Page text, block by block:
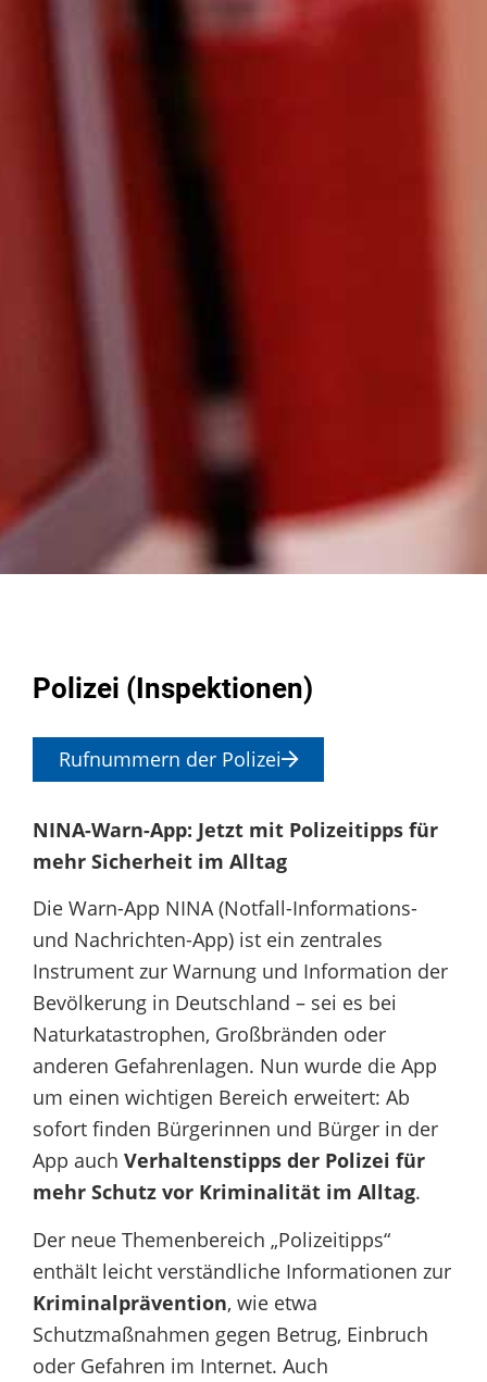
Polizei (Inspektionen)
Rufnummern der Polizei
NINA-Warn-App: Jetzt mit Polizeitipps für
mehr Sicherheit im Alltag
Die Warn-App NINA (Notfall-Informations-
und Nachrichten-App) ist ein zentrales
Instrument zur Warnung und Information der
Bevölkerung in Deutschland – sei es bei
Naturkatastrophen, Großbränden oder
anderen Gefahrenlagen. Nun wurde die App
um einen wichtigen Bereich erweitert: Ab
sofort finden Bürgerinnen und Bürger in der
App auch Verhaltenstipps der Polizei für
mehr Schutz vor Kriminalität im Alltag.
Der neue Themenbereich „Polizeitipps“
enthält leicht verständliche Informationen zur
Kriminalprävention, wie etwa
Schutzmaßnahmen gegen Betrug, Einbruch
oder Gefahren im Internet. Auch